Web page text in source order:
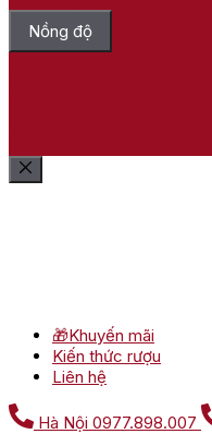
Nồng độ
🎁Khuyến mãi
Kiến thức rượu
Liên hệ
Hà Nội 0977.898.007